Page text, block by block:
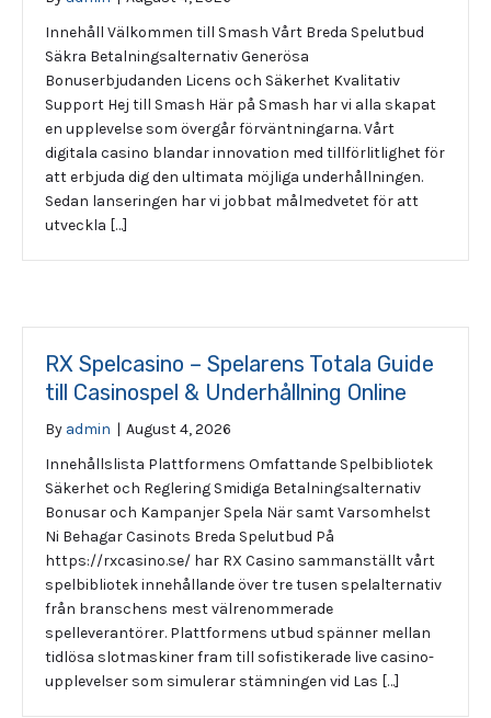
Innehåll Välkommen till Smash Vårt Breda Spelutbud
Säkra Betalningsalternativ Generösa
Bonuserbjudanden Licens och Säkerhet Kvalitativ
Support Hej till Smash Här på Smash har vi alla skapat
en upplevelse som övergår förväntningarna. Vårt
digitala casino blandar innovation med tillförlitlighet för
att erbjuda dig den ultimata möjliga underhållningen.
Sedan lanseringen har vi jobbat målmedvetet för att
utveckla […]
RX Spelcasino – Spelarens Totala Guide
till Casinospel & Underhållning Online
By admin | August 4, 2026
Innehållslista Plattformens Omfattande Spelbibliotek
Säkerhet och Reglering Smidiga Betalningsalternativ
Bonusar och Kampanjer Spela När samt Varsomhelst
Ni Behagar Casinots Breda Spelutbud På
https://rxcasino.se/ har RX Casino sammanställt vårt
spelbibliotek innehållande över tre tusen spelalternativ
från branschens mest välrenommerade
spelleverantörer. Plattformens utbud spänner mellan
tidlösa slotmaskiner fram till sofistikerade live casino-
upplevelser som simulerar stämningen vid Las […]